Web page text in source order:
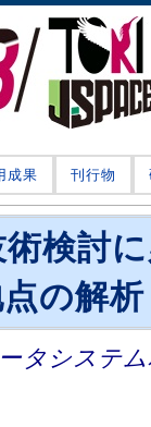
成果 刊行物
検討
の解析
タシステ